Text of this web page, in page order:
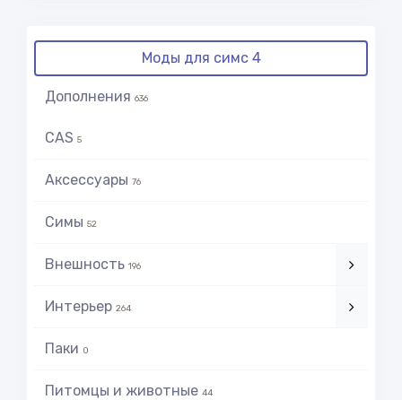
Моды для симс 4
Дополнения 636
CAS 5
Аксессуары 76
Симы 52
Внешность 196
Интерьер 264
Паки 0
Питомцы и животные 44